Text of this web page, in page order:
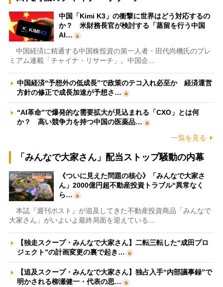
中国「Kimi K3」の衝撃に世界はどう対応するの
か？ 米財務長官が検討する「蒸留を行う中国
AI…
中国経済に精通する中国株投資の第一人者・田代尚機氏のプレ
ミアム連載「チャイナ・リサーチ」。中国企…
中国経済“予想外の低成長”で政策のテコ入れ必至か 経済運営
方針の修正で成長加速が予想さ…
“AI革命”で爆発的な需要拡大が見込まれる「CXO」とは何
か？ 高い競争力を持つ中国の医薬品…
一覧を見る
「みんなで大家さん」配当ストップ騒動の内幕
《ついに見えた問題の核心》「みんなで大家さ
ん」2000億円超不動産投資トラブル“異常なく
ら…
本誌『週刊ポスト』が追及してきた不動産投資商品「みんなで
大家さん」がいよいよ最終局面を迎えている…
【独走スクープ・みんなで大家さん】二転三転した“成田プロ
ジェクト”の計画変更の裏で起き…
【追及スクープ・みんなで大家さん】独占入手“内部議事録”で
明かされる柳瀬健一・代表の思…